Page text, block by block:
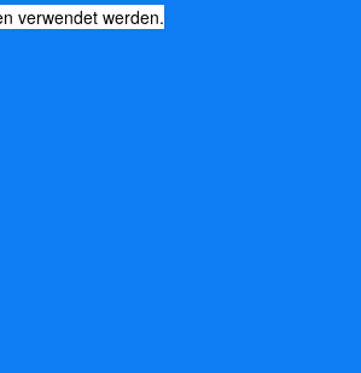
verwendet werden.